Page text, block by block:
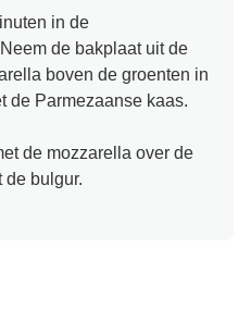
in de
de bakplaat uit de
boven de groenten in
de Parmezaanse kaas.
de mozzarella over de
de bulgur.